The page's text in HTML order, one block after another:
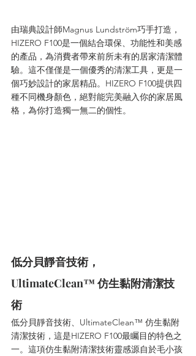
由瑞典設計師Magnus Lundström巧手打造，
HIZERO F100是一個結合環保、功能性和美感
的產品，為消費者帶來前所未有的居家清潔體
驗。這不僅僅是一個優秀的清潔工具，更是一
個巧妙設計的家居精品。HIZERO F100提供四
種不同機身顏色，絕對能完美融入你的家居風
格，為你打造獨一無二的個性。
低分貝靜音技術，
UltimateClean™ 仿生黏附清潔技
術
低分貝靜音技術、UltimateClean™ 仿生黏附
清潔技術，這是HIZERO F100最矚目的特色之
一。這項仿生黏附清潔技術靈感源自於毛小孩